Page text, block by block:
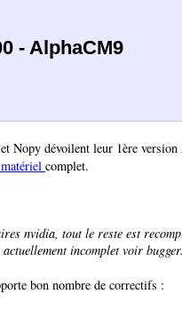
- AlphaCM9
Nopy dévoilent leur 1ère version
complet.
nvidia, tout le reste est
incomplet voir
bon nombre de correctifs :